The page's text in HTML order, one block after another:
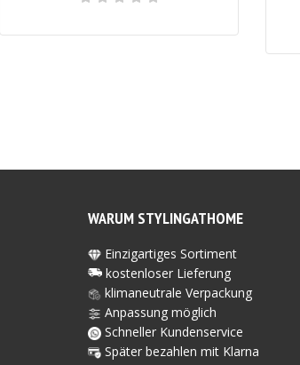
WARUM STYLINGATHOME
Einzigartiges Sortiment
kostenloser Lieferung
klimaneutrale Verpackung
Anpassung möglich
Schneller Kundenservice
Später bezahlen mit Klarna